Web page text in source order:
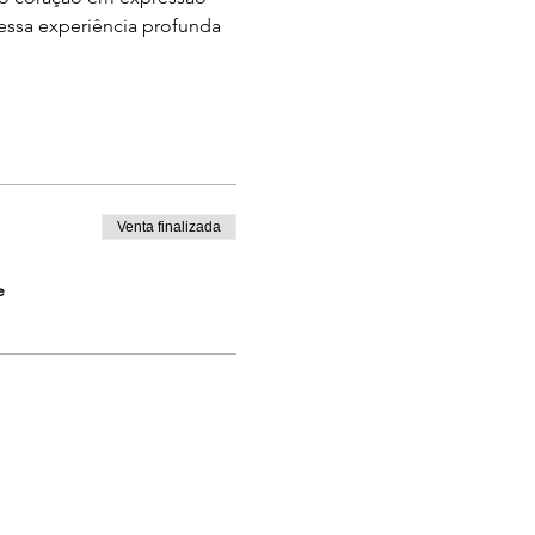
experiência profunda
Venta finalizada